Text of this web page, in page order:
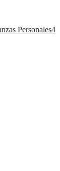
Personales4